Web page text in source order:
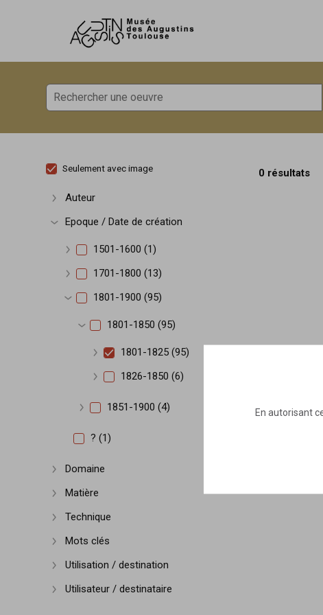
Accèder directement au contenu
Accèder directement au contenu
Seulement avec image
Afficher plus
Auteur
Afficher plus
Epoque / Date de création
Afficher plus1501-1600 (1)
Afficher plus1701-1800 (13)
Afficher plus1801-1900 (95)
Afficher plus1801-1850 (95)
Afficher plus1801-1825 (95)
Afficher plus1826-1850 (6)
Afficher plus1851-1900 (4)
? (1)
Afficher plus
Domaine
Afficher plus
Matière
Afficher plus
Technique
Afficher plus
Mots clés
Afficher plus
Utilisation / destination
Afficher plus
Utilisateur / destinataire
0 résultats
En autorisant